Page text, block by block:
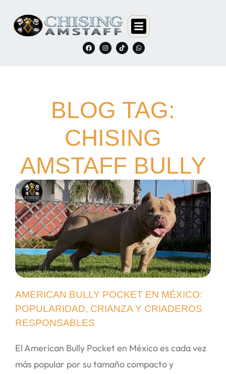
BLOG TAG:
CHISING
AMSTAFF BULLY
AMERICAN BULLY POCKET EN MÉXICO:
POPULARIDAD, CRIANZA Y CRIADEROS
RESPONSABLES
El American Bully Pocket en México es cada vez
más popular por su tamaño compacto y